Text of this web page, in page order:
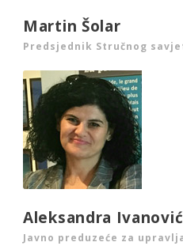
Martin Šolar
Predsjednik Stručnog
Aleksandra Ivanović
Javno preduzeće za